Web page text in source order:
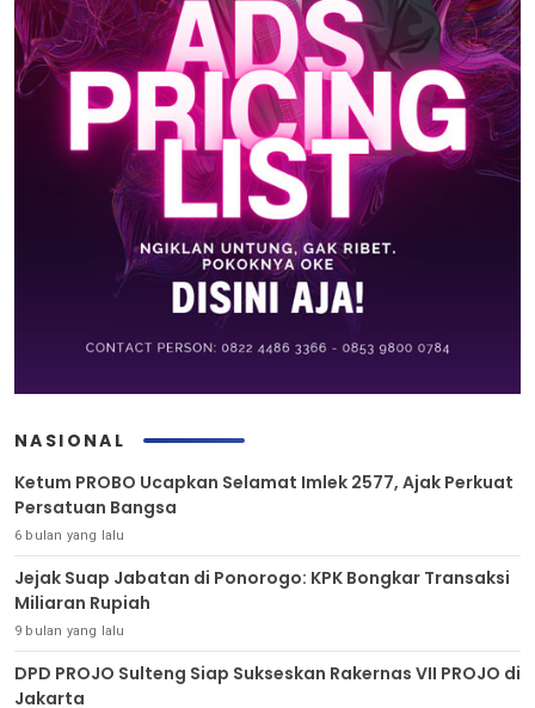
NASIONAL
Ketum PROBO Ucapkan Selamat Imlek 2577, Ajak Perkuat
Persatuan Bangsa
6 bulan yang lalu
Jejak Suap Jabatan di Ponorogo: KPK Bongkar Transaksi
Miliaran Rupiah
9 bulan yang lalu
DPD PROJO Sulteng Siap Sukseskan Rakernas VII PROJO di
Jakarta